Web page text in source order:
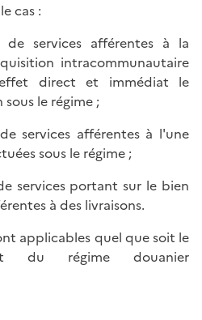
cas :
services afférentes à la
intracommunautaire
direct et immédiat le
le régime ;
services afférentes à l'une
sous le régime ;
services portant sur le bien
à des livraisons.
applicables quel que soit le
du régime douanier